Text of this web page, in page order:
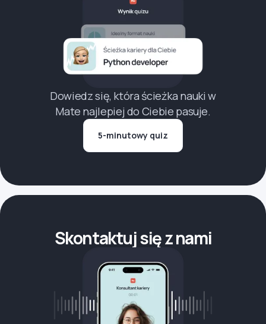
Dowiedz się, która ścieżka nauki w
Mate najlepiej do Ciebie pasuje.
5-minutowy quiz
Skontaktuj się z nami